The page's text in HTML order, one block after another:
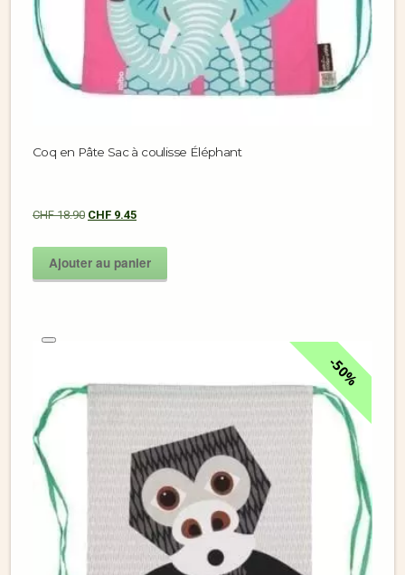
Coq en Pâte Sac à coulisse Éléphant
CHF18.90 CHF 9.45
Ajouter au panier
50%